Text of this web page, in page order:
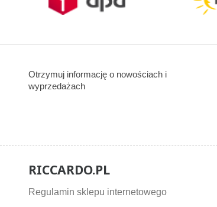
Otrzymuj informację o nowościach i
wyprzedażach
RICCARDO.PL
Regulamin sklepu internetowego